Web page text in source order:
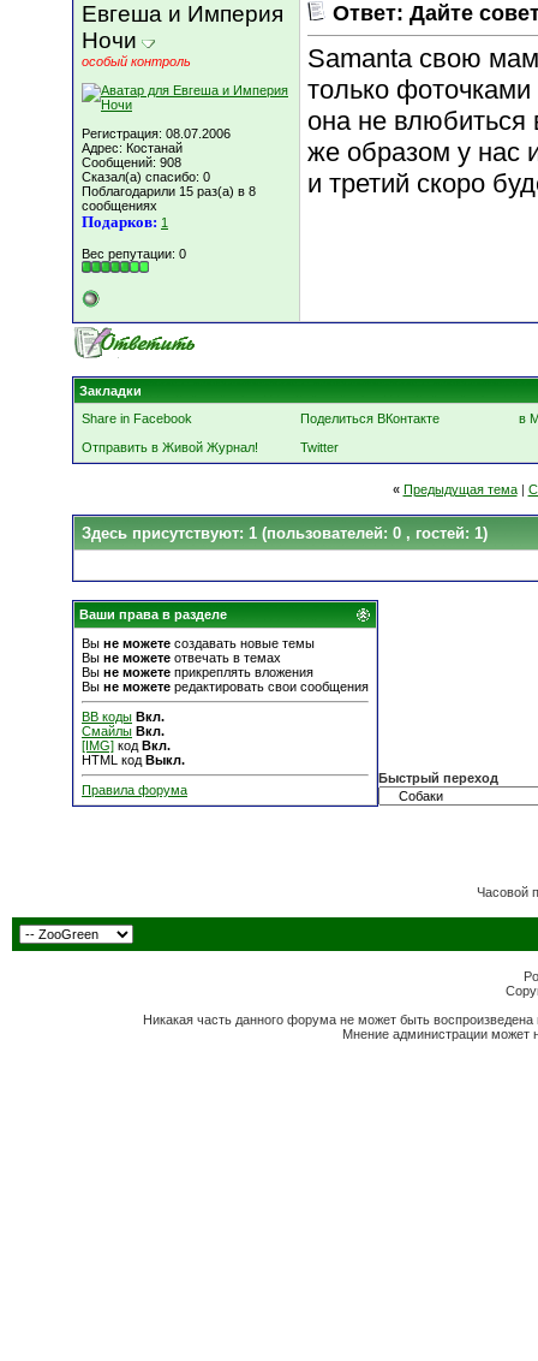
Евгеша и Империя
Ночи
особый контроль
Регистрация: 08.07.2006
Адрес: Костанай
Сообщений: 908
Сказал(а) спасибо: 0
Поблагодарили 15 раз(а) в 8
сообщениях
Подарков: 1
Вес репутации: 0
Ответ: Дайте
Samanta свою
только
она не влюбиться
же образом у нас
и третий скоро
Закладки
Share in Facebook
Поделиться ВКонтакте
в
Отправить в Живой Журнал!
Twitter
« Предыдущая тема|
Здесь присутствуют: 1 (пользователей: 0 , гостей: 1)
Ваши права в разделе
Вы не можете создавать новые темы
Вы не можете отвечать в темах
Вы не можете прикреплять вложения
Вы не можете редактировать свои сообщения
BB коды Вкл.
Смайлы Вкл.
[IMG] код Вкл.
HTML код Выкл.
Правила форума
Быстрый переход
Часовой
Никакая часть данного форума не может быть
Мнение администрации может